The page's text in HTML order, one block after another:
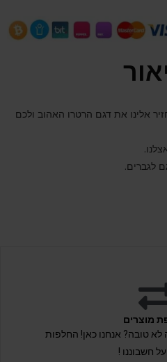
אלינו את דגם הרטרו האהוב ולכם
לגברים.
מוצרים
טובה? אנחנו כאן! החלפות
חשבוננו !